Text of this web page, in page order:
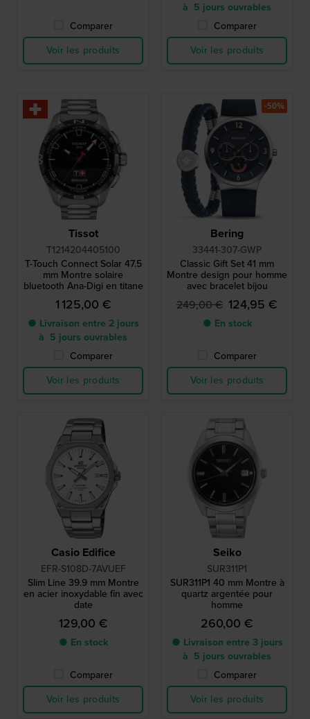
Comparer
Voir les produits
à 5 jours ouvrables
Comparer
Voir les produits
Tissot
T1214204405100
T-Touch Connect Solar 47.5
mm Montre solaire
bluetooth Ana-Digi en titane
1 125,00 €
● Livraison entre 2 jours
à 5 jours ouvrables
Comparer
Voir les produits
Bering
33441-307-GWP
Classic Gift Set 41 mm
Montre design pour homme
avec bracelet bijou
249,00 € 124,95 €
● En stock
Comparer
Voir les produits
-50%
Casio Edifice
EFR-S108D-7AVUEF
Slim Line 39.9 mm Montre
en acier inoxydable fin avec
date
129,00 €
● En stock
Comparer
Voir les produits
Seiko
SUR311P1
SUR311P1 40 mm Montre à
quartz argentée pour
homme
260,00 €
● Livraison entre 3 jours
à 5 jours ouvrables
Comparer
Voir les produits